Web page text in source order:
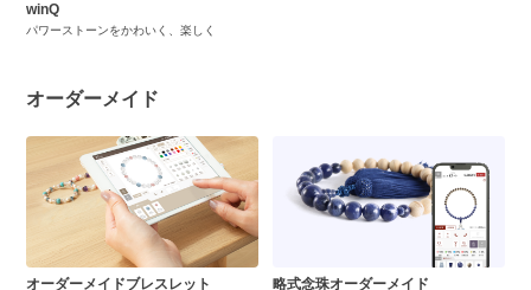
winQ
パワーストーンをかわいく、楽しく
オーダーメイド
オーダーメイドブレスレット 略式念珠オーダーメイド